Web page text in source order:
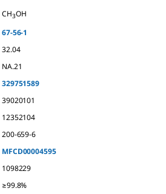
CH3OH
67-56-1
32.04
NA.21
329751589
39020101
12352104
200-659-6
MFCD00004595
1098229
≥99.8%